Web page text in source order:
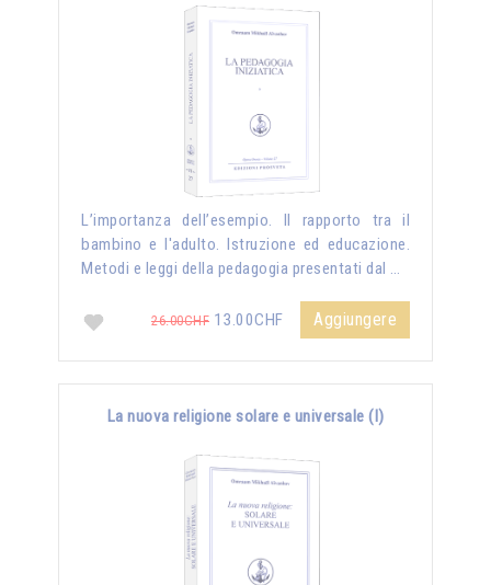
L’importanza dell’esempio. Il rapporto tra il
bambino e l'adulto. Istruzione ed educazione.
Metodi e leggi della pedagogia presentati dal …
26.00CHF 13.00CHF Aggiungere
La nuova religione solare e universale (I)